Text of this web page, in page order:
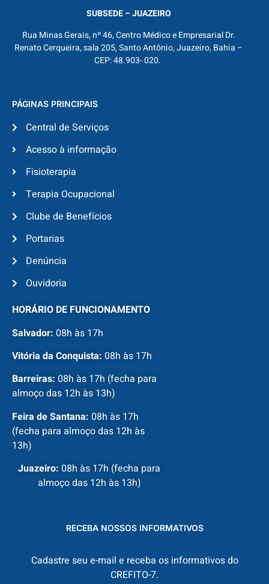
SUBSEDE – JUAZEIRO
Rua Minas Gerais, nº 46, Centro Médico e Empresarial Dr.
Renato Cerqueira, sala 205, Santo Antônio, Juazeiro, Bahia –
CEP: 48.903- 020.
PÁGINAS PRINCIPAIS
Central de Serviços
Acesso à informação
Fisioterapia
Terapia Ocupacional
Clube de Benefícios
Portarias
Denúncia
Ouvidoria
HORÁRIO DE FUNCIONAMENTO
Salvador: 08h às 17h
Vitória da Conquista: 08h às 17h
Barreiras: 08h às 17h (fecha para
almoço das 12h às 13h)
Feira de Santana: 08h às 17h
(fecha para almoço das 12h às
13h)
Juazeiro: 08h às 17h (fecha para
almoço das 12h às 13h)
RECEBA NOSSOS INFORMATIVOS
Cadastre seu e-mail e receba os informativos do
CREFITO-7.